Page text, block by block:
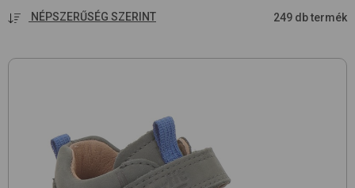
NÉPSZERŰSÉG SZERINT 249 db termék